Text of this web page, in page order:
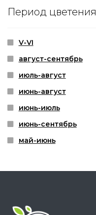
Период цветения
V-VI
август-сентябрь
июль-август
июнь-август
июнь-июль
июнь-сентябрь
май-июнь